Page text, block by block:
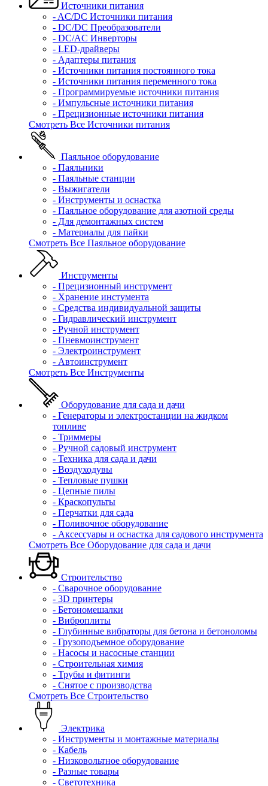
Источники питания
- AC/DC Источники питания
- DC/DC Преобразователи
- DC/AC Инверторы
- LED-драйверы
- Адаптеры питания
- Источники питания постоянного тока
- Источники питания переменного тока
- Программируемые источники питания
- Импульсные источники питания
- Прецизионные источники питания
Смотреть Все Источники питания
Паяльное оборудование
- Паяльники
- Паяльные станции
- Выжигатели
- Инструменты и оснастка
- Паяльное оборудование для азотной среды
- Для демонтажных систем
- Материалы для пайки
Смотреть Все Паяльное оборудование
Инструменты
- Прецизионный инструмент
- Хранение инстумента
- Средства индивидуальной защиты
- Гидравлический инструмент
- Ручной инструмент
- Пневмоинструмент
- Электроинструмент
- Автоинструмент
Смотреть Все Инструменты
Оборудование для сада и дачи
- Генераторы и электростанции на жидком
топливе
- Триммеры
- Ручной садовый инструмент
- Техника для сада и дачи
- Воздуходувы
- Тепловые пушки
- Цепные пилы
- Краскопульты
- Перчатки для сада
- Поливочное оборудование
- Аксессуары и оснастка для садового инструмента
Смотреть Все Оборудование для сада и дачи
Строительство
- Сварочное оборудование
- 3D принтеры
- Бетономешалки
- Виброплиты
- Глубинные вибраторы для бетона и бетоноломы
- Грузоподъемное оборудование
- Насосы и насосные станции
- Строительная химия
- Трубы и фитинги
- Снятое с производства
Смотреть Все Строительство
Электрика
- Инструменты и монтажные материалы
- Кабель
- Низковольтное оборудование
- Разные товары
- Светотехника